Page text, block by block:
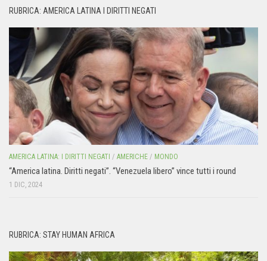
RUBRICA: AMERICA LATINA I DIRITTI NEGATI
AMERICA LATINA: I DIRITTI NEGATI / AMERICHE / MONDO
“America latina. Diritti negati”. “Venezuela libero” vince tutti i round
1 DIC, 2024
RUBRICA: STAY HUMAN AFRICA